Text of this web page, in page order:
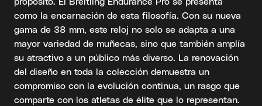
como la encarnación de esta filosofía. Con su nueva
gama de 38 mm, este reloj no solo se adapta a una
mayor variedad de muñecas, sino que también amplía
su atractivo a un público más diverso. La renovación
del diseño en toda la colección demuestra un
compromiso con la evolución continua, un rasgo que
comparte con los atletas de élite que lo representan.